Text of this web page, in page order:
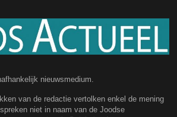
nieuwsmedium.
van de redactie vertolken enkel de mening
niet in naam van de Joodse